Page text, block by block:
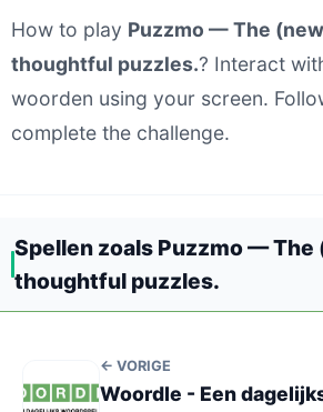
How to play Puzzmo — The
thoughtful puzzles.? Interact
woorden using your screen.
complete the challenge.
Spellen zoals Puzzmo —
thoughtful puzzles.
← VORIGE
Woordle - Een